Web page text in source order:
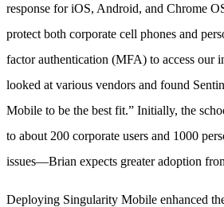
response for iOS, Android, and Chrome
protect both corporate cell phones and
factor authentication (MFA) to access our
looked at various vendors and found
Mobile to be the best fit.” Initially, the
to about 200 corporate users and 1000
issues—Brian expects greater adoption
Deploying Singularity Mobile enhanced